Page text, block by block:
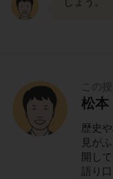
この
松本
歴史
見が
開し
語り